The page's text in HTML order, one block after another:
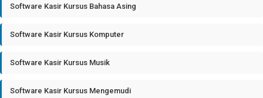
Software Kasir Kursus Bahasa Asing
Software Kasir Kursus Komputer
Software Kasir Kursus Musik
Software Kasir Kursus Mengemudi